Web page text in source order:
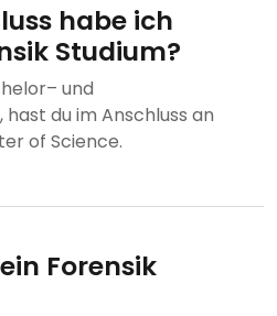
habe ich
Studium?
und
du im Anschluss an
of Science.
Forensik